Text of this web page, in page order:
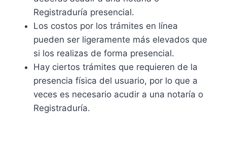
Registraduría presencial.
Los costos por los trámites en línea
pueden ser ligeramente más elevados que
si los realizas de forma presencial.
Hay ciertos trámites que requieren de la
presencia física del usuario, por lo que a
veces es necesario acudir a una notaría o
Registraduría.